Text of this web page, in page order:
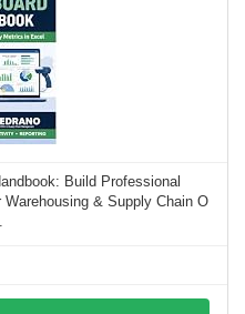
Build Professional
& Supply Chain O